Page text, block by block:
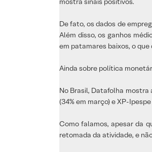
De fato, os dados de
Além disso, os ganhos
em patamares baixos, o
Ainda sobre política
No Brasil, Datafolha mostra
(34% em março) e XP-
Como falamos, apesar da
retomada da atividade, e